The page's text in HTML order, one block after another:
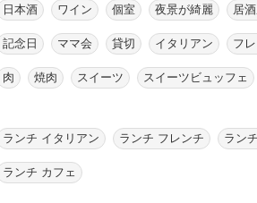
日本酒 ワイン 個室 夜景が綺麗 居
記念日 ママ会 貸切 イタリアン フ
肉 焼肉 スイーツ スイーツビュッフェ
ランチ イタリアン ランチ フレンチ ラン
ランチ カフェ